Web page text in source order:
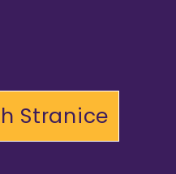
Stranice